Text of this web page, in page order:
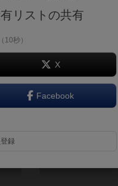
発明オタ
リストの共有
10秒）
X
Facebook
録